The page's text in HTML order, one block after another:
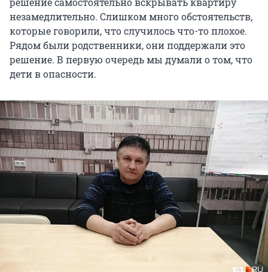
незамедлительно. Слишком много обстоятельств,
которые говорили, что случилось что-то плохое.
Рядом были родственники, они поддержали это
решение. В первую очередь мы думали о том, что
дети в опасности.